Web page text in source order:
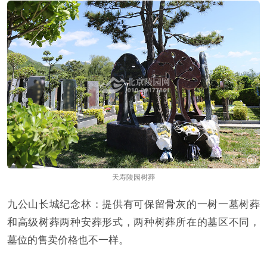
天寿陵园树葬
九公山长城纪念林：提供有可保留骨灰的一树一墓树葬
和高级树葬两种安葬形式，两种树葬所在的墓区不同，
墓位的售卖价格也不一样。